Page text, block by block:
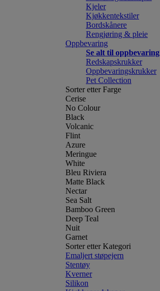
Kjeler
Kjøkkentekstiler
Bordskånere
Rengjøring & pleie
Oppbevaring
Se alt til oppbevaring
Redskapskrukker
Oppbevaringskrukker
Pet Collection
Sorter etter Farge
Cerise
No Colour
Black
Volcanic
Flint
Azure
Meringue
White
Bleu Riviera
Matte Black
Nectar
Sea Salt
Bamboo Green
Deep Teal
Nuit
Garnet
Sorter etter Kategori
Emaljert støpejern
Stentøy
Kverner
Silikon